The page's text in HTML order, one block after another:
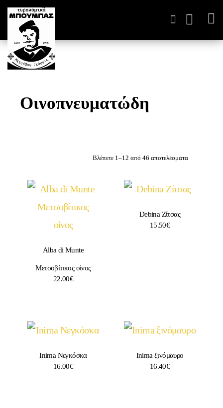
Οινοπνευματώδη
Βλέπετε 1–12 από 46 αποτελέσματα
Alba di Munte
Μετσοβίτικος οίνος
22.00€
Debina Ζίτσας
15.50€
Inima Νεγκόσκα
16.00€
Inima ξινόμαυρο
16.40€